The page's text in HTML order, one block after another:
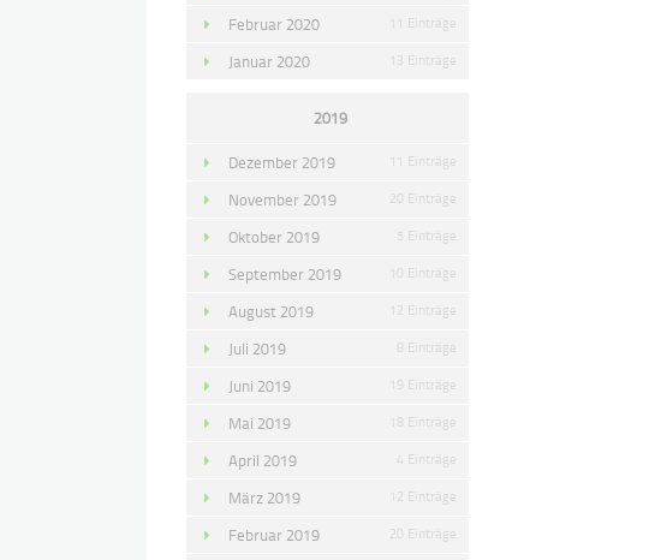
Februar 2020 11 Einträge
Januar 2020 13 Einträge
2019
Dezember 2019 11 Einträge
November 2019 20 Einträge
Oktober 2019 5 Einträge
September 2019 10 Einträge
August 2019 12 Einträge
Juli 2019 8 Einträge
Juni 2019 19 Einträge
Mai 2019 18 Einträge
April 2019 4 Einträge
März 2019 12 Einträge
Februar 2019 20 Einträge